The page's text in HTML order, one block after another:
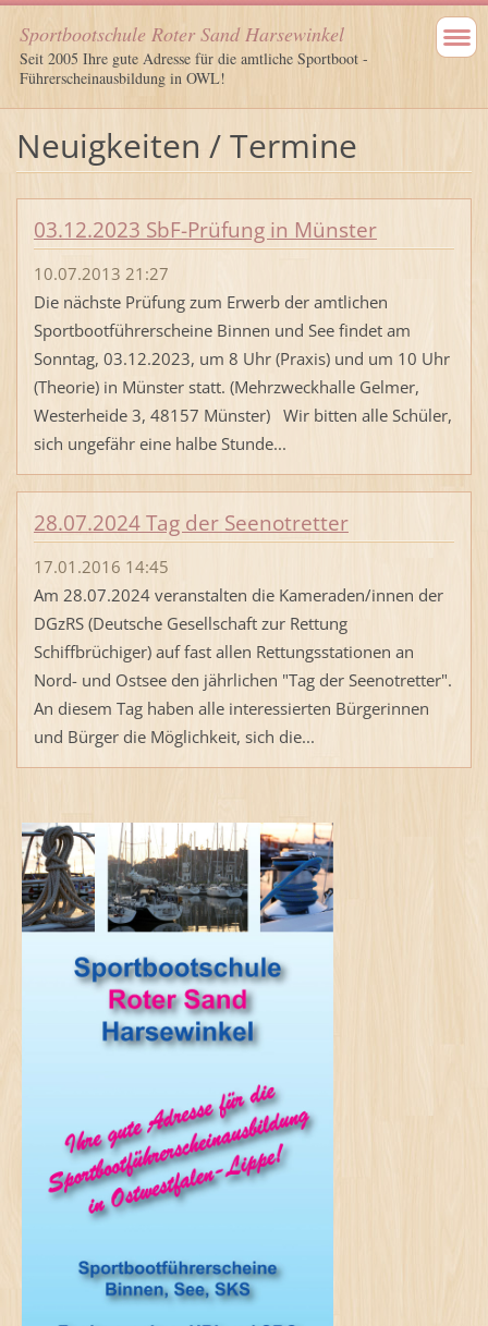
Sportbootschule Roter Sand Harsewinkel
Seit 2005 Ihre gute Adresse für die amtliche Sportboot -
Führerscheinausbildung in OWL!
Neuigkeiten / Termine
03.12.2023 SbF-Prüfung in Münster
10.07.2013 21:27
Die nächste Prüfung zum Erwerb der amtlichen
Sportbootführerscheine Binnen und See findet am
Sonntag, 03.12.2023, um 8 Uhr (Praxis) und um 10 Uhr
(Theorie) in Münster statt. (Mehrzweckhalle Gelmer,
Westerheide 3, 48157 Münster) Wir bitten alle Schüler,
sich ungefähr eine halbe Stunde...
28.07.2024 Tag der Seenotretter
17.01.2016 14:45
Am 28.07.2024 veranstalten die Kameraden/innen der
DGzRS (Deutsche Gesellschaft zur Rettung
Schiffbrüchiger) auf fast allen Rettungsstationen an
Nord- und Ostsee den jährlichen "Tag der Seenotretter".
An diesem Tag haben alle interessierten Bürgerinnen
und Bürger die Möglichkeit, sich die...